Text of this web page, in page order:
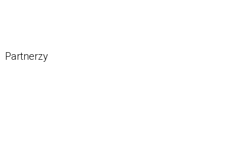
Partnerzy